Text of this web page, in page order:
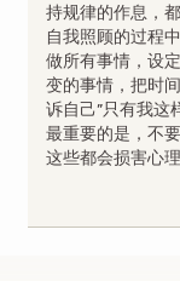
持规律的作息，
自我照顾的过程
做所有事情，设
变的事情，把时
诉自己”只有我这
最重要的是，不
这些都会损害心理